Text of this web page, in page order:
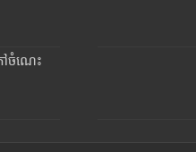
ចំណេះ